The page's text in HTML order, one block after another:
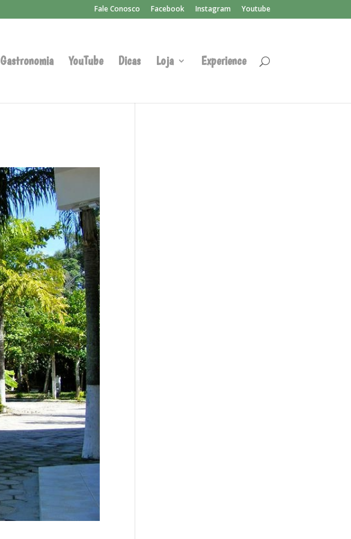
Fale Conosco Facebook Instagram Youtube
Gastronomia YouTube Dicas Loja Experience